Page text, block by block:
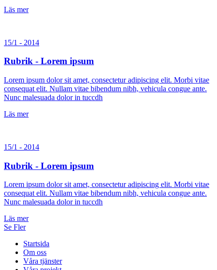
Läs mer
15/1 - 2014
Rubrik - Lorem ipsum
Lorem ipsum dolor sit amet, consectetur adipiscing elit. Morbi vitae
consequat elit. Nullam vitae bibendum nibh, vehicula congue ante.
Nunc malesuada dolor in tuccdh
Läs mer
15/1 - 2014
Rubrik - Lorem ipsum
Lorem ipsum dolor sit amet, consectetur adipiscing elit. Morbi vitae
consequat elit. Nullam vitae bibendum nibh, vehicula congue ante.
Nunc malesuada dolor in tuccdh
Läs mer
Se Fler
Startsida
Om oss
Våra tjänster